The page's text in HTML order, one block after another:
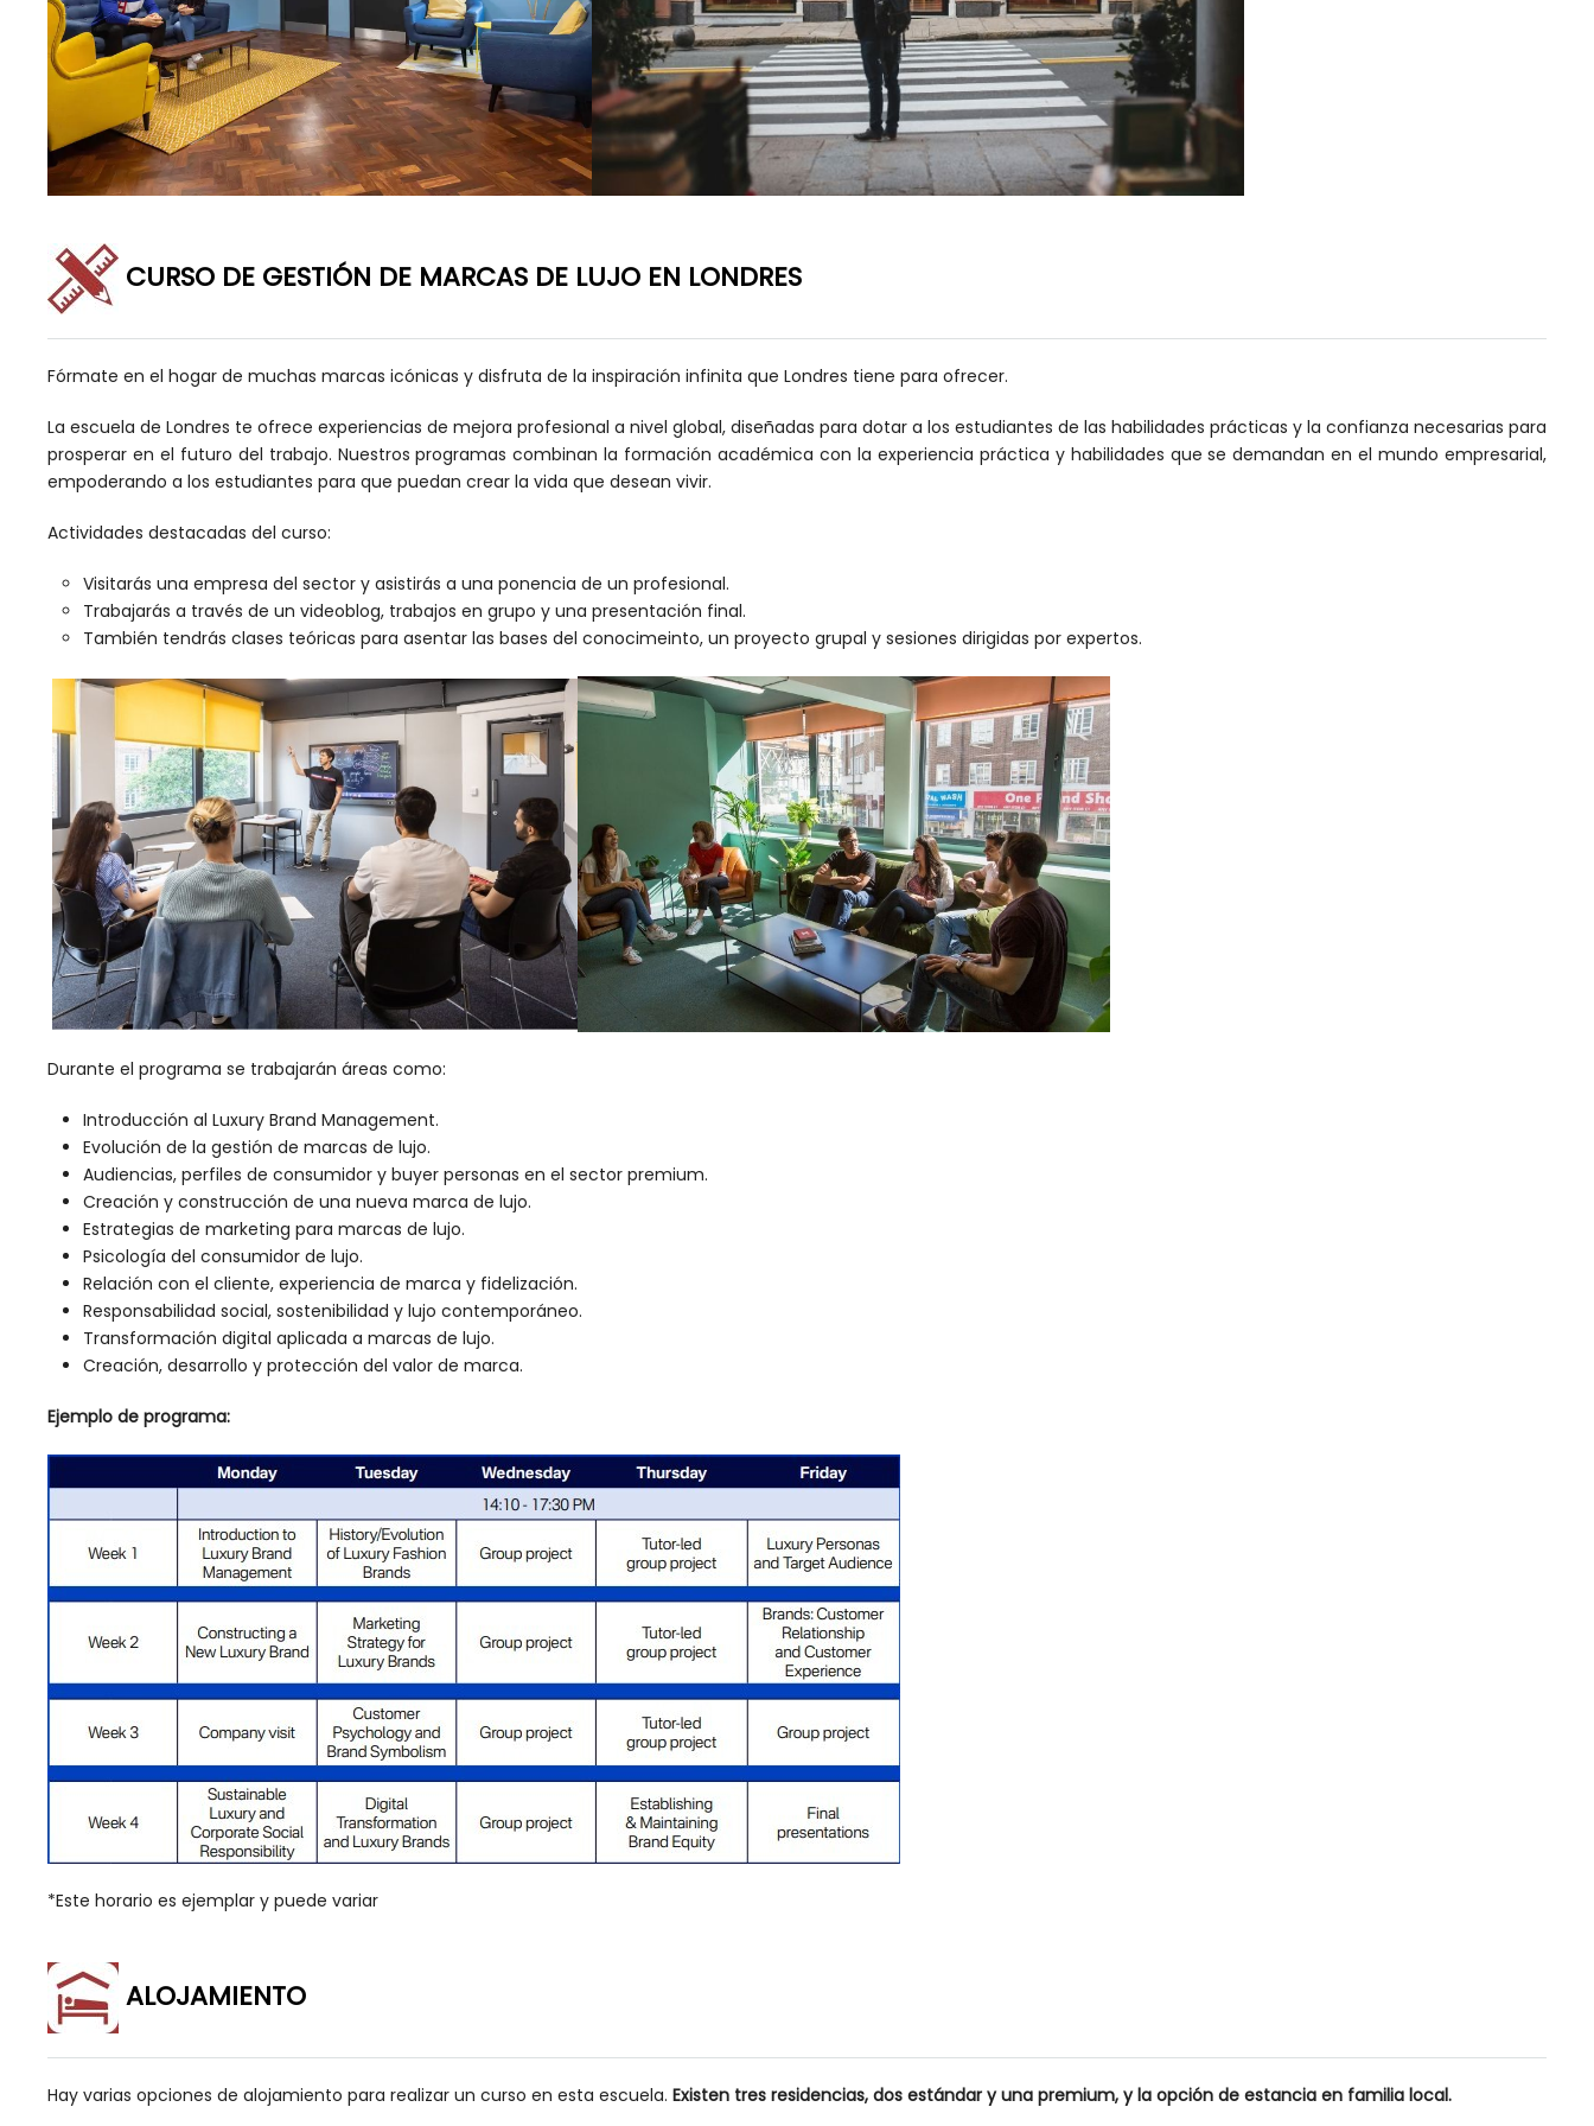
CURSO DE GESTIÓN DE MARCAS DE LUJO EN LONDRES
Fórmate en el hogar de muchas marcas icónicas y disfruta de la inspiración infinita que Londres tiene para ofrecer.
La escuela de Londres te ofrece experiencias de mejora profesional a nivel global, diseñadas para dotar a los estudiantes de las habilidades prácticas y la confianza necesarias para
prosperar en el futuro del trabajo. Nuestros programas combinan la formación académica con la experiencia práctica y habilidades que se demandan en el mundo empresarial,
empoderando a los estudiantes para que puedan crear la vida que desean vivir.
Actividades destacadas del curso:
Visitarás una empresa del sector y asistirás a una ponencia de un profesional.
Trabajarás a través de un videoblog, trabajos en grupo y una presentación final.
También tendrás clases teóricas para asentar las bases del conocimeinto, un proyecto grupal y sesiones dirigidas por expertos.
Durante el programa se trabajarán áreas como:
Introducción al Luxury Brand Management.
Evolución de la gestión de marcas de lujo.
Audiencias, perfiles de consumidor y buyer personas en el sector premium.
Creación y construcción de una nueva marca de lujo.
Estrategias de marketing para marcas de lujo.
Psicología del consumidor de lujo.
Relación con el cliente, experiencia de marca y fidelización.
Responsabilidad social, sostenibilidad y lujo contemporáneo.
Transformación digital aplicada a marcas de lujo.
Creación, desarrollo y protección del valor de marca.
Ejemplo de programa:
*Este horario es ejemplar y puede variar
ALOJAMIENTO
Hay varias opciones de alojamiento para realizar un curso en esta escuela. Existen tres residencias, dos estándar y una premium, y la opción de estancia en familia local.